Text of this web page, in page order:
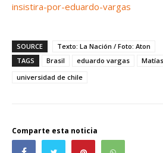
insistira-por-eduardo-vargas
SOURCE
Texto: La Nación / Foto: Aton
TAGS
Brasil eduardo vargas
universidad de chile
Comparte esta noticia